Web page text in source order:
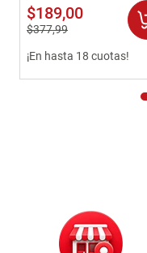
$189,00
$377,99
¡En hasta 18 cuotas!